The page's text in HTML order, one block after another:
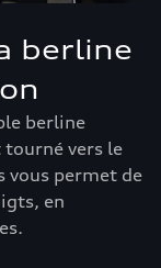
berline
berline
vers le
vous permet de
en